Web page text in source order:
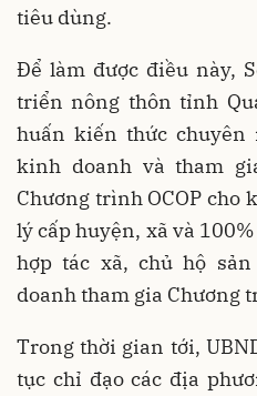
tiêu dùng.
Để làm được điều này,
triển nông thôn tỉnh
huấn kiến thức chuyên
kinh doanh và tham
Chương trình OCOP cho
lý cấp huyện, xã và
hợp tác xã, chủ hộ
doanh tham gia Chương
Trong thời gian tới,
tục chỉ đạo các địa